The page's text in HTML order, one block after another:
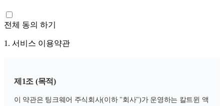
전체 동의 하기
1. 서비스 이용약관
제1조 (목적)
이 약관은 팅크웨어 주식회사(이하 "회사")가 운영하는 칼트윈 액